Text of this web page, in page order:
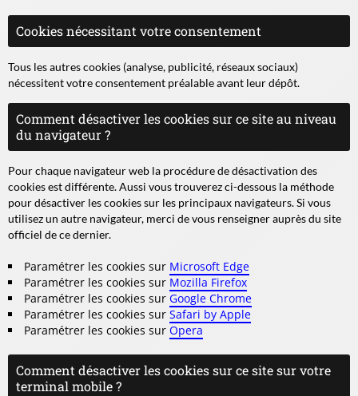
Cookies nécessitant votre consentement
Tous les autres cookies (analyse, publicité, réseaux sociaux)
nécessitent votre consentement préalable avant leur dépôt.
Comment désactiver les cookies sur ce site au niveau
du navigateur ?
Pour chaque navigateur web la procédure de désactivation des
cookies est différente. Aussi vous trouverez ci-dessous la méthode
pour désactiver les cookies sur les principaux navigateurs. Si vous
utilisez un autre navigateur, merci de vous renseigner auprès du site
officiel de ce dernier.
Paramétrer les cookies sur Microsoft Edge
Paramétrer les cookies sur Mozilla Firefox
Paramétrer les cookies sur Google Chrome
Paramétrer les cookies sur Safari by Apple
Paramétrer les cookies sur Opera
Comment désactiver les cookies sur ce site sur votre
terminal mobile ?